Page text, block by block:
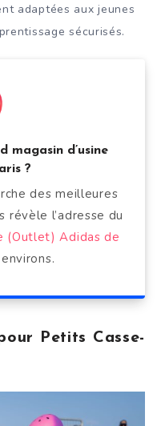
adaptées aux jeunes
sécurisés.
magasin d’usine
?
des meilleures
révèle l’adresse du
(Outlet) Adidas de
Petits Casse-